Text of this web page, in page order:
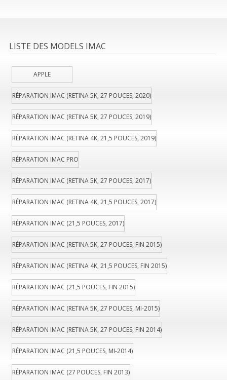
LISTE DES MODELS IMAC
APPLE
RÉPARATION IMAC (RETINA 5K, 27 POUCES, 2020)
RÉPARATION IMAC (RETINA 5K, 27 POUCES, 2019)
RÉPARATION IMAC (RETINA 4K, 21,5 POUCES, 2019)
RÉPARATION IMAC PRO
RÉPARATION IMAC (RETINA 5K, 27 POUCES, 2017)
RÉPARATION IMAC (RETINA 4K, 21,5 POUCES, 2017)
RÉPARATION IMAC (21,5 POUCES, 2017)
RÉPARATION IMAC (RETINA 5K, 27 POUCES, FIN 2015)
RÉPARATION IMAC (RETINA 4K, 21,5 POUCES, FIN 2015)
RÉPARATION IMAC (21,5 POUCES, FIN 2015)
RÉPARATION IMAC (RETINA 5K, 27 POUCES, MI-2015)
RÉPARATION IMAC (RETINA 5K, 27 POUCES, FIN 2014)
RÉPARATION IMAC (21,5 POUCES, MI-2014)
RÉPARATION IMAC (27 POUCES, FIN 2013)